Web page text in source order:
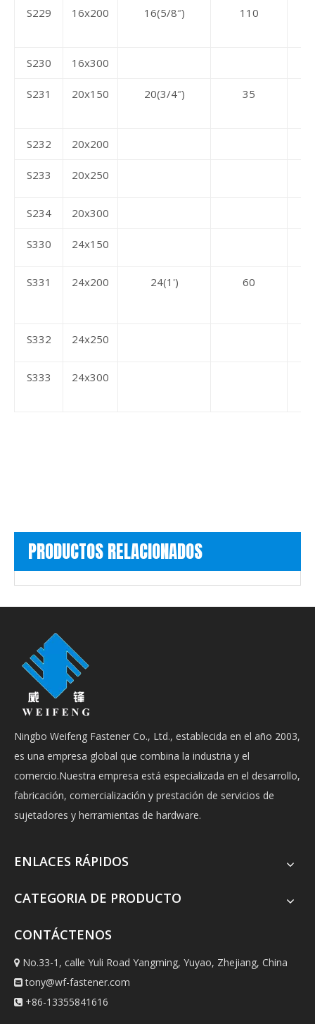
S229 16x200 16(5/8″) 110
S230 16x300
S231 20x150 20(3/4″) 35
S232 20x200
S233 20x250
S234 20x300
S330 24x150
S331 24x200 24(1') 60
S332 24x250
S333 24x300
PRODUCTOS RELACIONADOS
Ningbo Weifeng Fastener Co., Ltd., establecida en el año 2003,
es una empresa global que combina la industria y el
comercio.Nuestra empresa está especializada en el desarrollo,
fabricación, comercialización y prestación de servicios de
sujetadores y herramientas de hardware.
ENLACES RÁPIDOS
CATEGORIA DE PRODUCTO
CONTÁCTENOS
 No.33-1, calle Yuli Road Yangming, Yuyao, Zhejiang, China
 tony@wf-fastener.com
 +86-13355841616